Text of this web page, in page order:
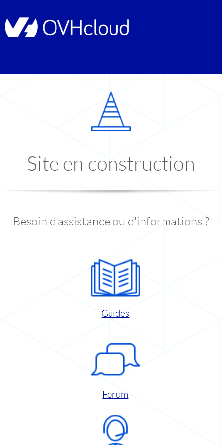
Site en construction
Besoin d'assistance ou d'informations ?
Guides
Forum